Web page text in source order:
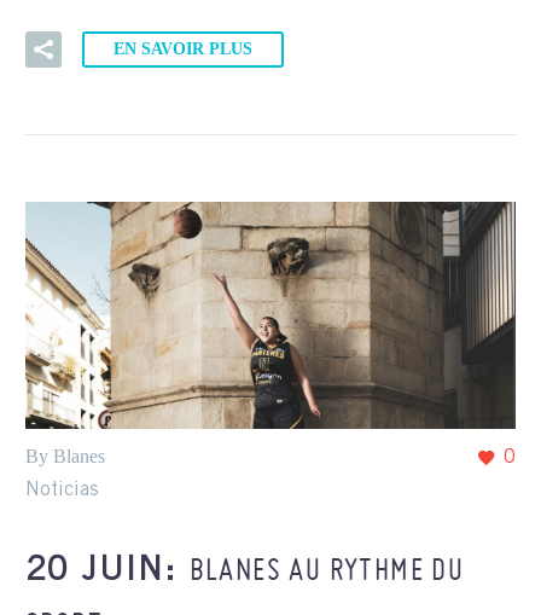
EN SAVOIR PLUS
0
By Blanes
Noticias
20 JUIN: BLANES AU RYTHME DU